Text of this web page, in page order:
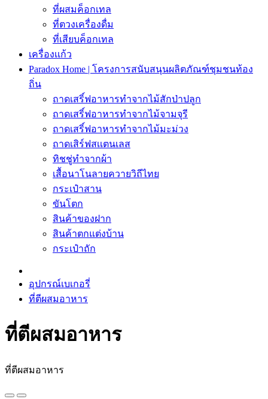
ที่ผสมค็อกเทล
ที่ตวงเครื่องดื่ม
ที่เสียบค็อกเทล
เครื่องเเก้ว
Paradox Home | โครงการสนับสนุนผลิตภัณฑ์ชุมชนท้อง
ถิ่น
ถาดเสริ์ฟอาหารทำจากไม้สักป่าปลูก
ถาดเสริ์ฟอาหารทำจากไม้จามจุรี
ถาดเสริ์ฟอาหารทำจากไม้มะม่วง
ถาดเสิร์ฟสเเตนเลส
ทิชชู่ทำจากผ้า
เสื้อนาโนลายควายวิถีไทย
กระเป๋าสาน
ขันโตก
สินค้าของฝาก
สินค้าตกแต่งบ้าน
กระเป๋าถัก
อุปกรณ์เบเกอรี่
ที่ตีผสมอาหาร
ที่ตีผสมอาหาร
ที่ตีผสมอาหาร